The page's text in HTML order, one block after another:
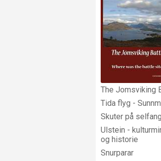
The Jomsviking
Tida flyg -
Skuter på
Ulstein -
og historie
Snurparar